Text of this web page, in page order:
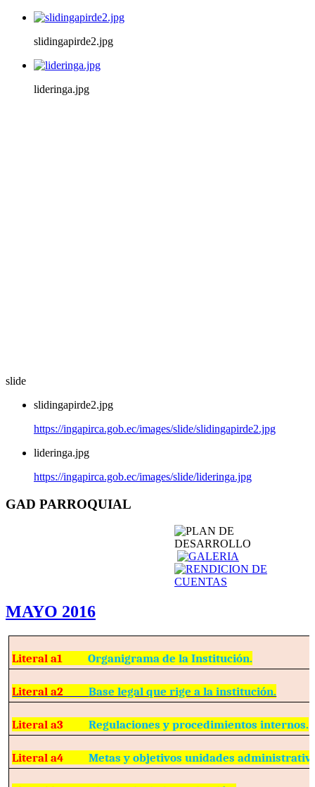
slidingapirde2.jpg
lideringa.jpg
slide
slidingapirde2.jpg
https://ingapirca.gob.ec/images/slide/slidingapirde2.jpg
lideringa.jpg
https://ingapirca.gob.ec/images/slide/lideringa.jpg
GAD PARROQUIAL
MAYO 2016
Literal a1Organigrama de la Institución.
Literal a2Base legal que rige a la institución.
Literal a3Regulaciones y procedimientos internos.
Literal a4Metas y objetivos unidades